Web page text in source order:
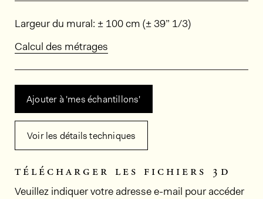
Dimensions
Largeur du mural: ± 100 cm (± 39” 1/3)
Calcul des métrages
Ajouter à 'mes échantillons'
Voir les détails techniques
télécharger les fichiers 3d
Veuillez indiquer votre adresse e-mail pour accéder